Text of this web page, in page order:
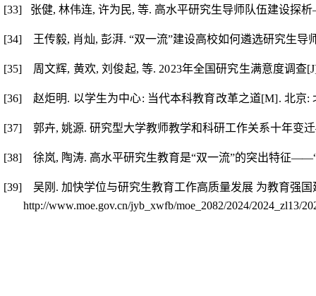
[33] 张健, 林伟连, 许为民, 等. 高水平研究生导师队伍建设探析
[34] 王传毅, 肖灿, 彭湃. “双一流”建设高校如何遴选研究生导
[35] 周文辉, 黄欢,刘俊起, 等. 2023年全国研究生满意度调查
[36] 赵炬明. 以学生为中心: 当代本科教育改革之道[M]. 北京:
[37] 郭卉, 姚源. 研究型大学教师教学和科研工作关系十年变迁
[38] 徐岚, 陶涛. 高水平研究生教育是“双一流”的突出特征——
[39] 吴刚 . 加快学位与研究生教育工作高质量发展 为教育强
http://www.moe.gov.cn/jyb_xwfb/moe_2082/2024/2024_zl13/